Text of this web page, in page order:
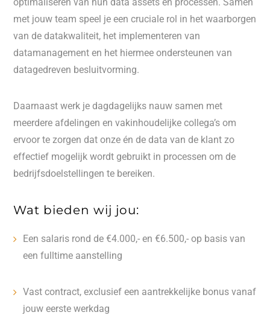
met jouw team speel je een cruciale rol in het waarborgen
van de datakwaliteit, het implementeren van
datamanagement en het hiermee ondersteunen van
datagedreven besluitvorming.
Daarnaast werk je dagdagelijks nauw samen met
meerdere afdelingen en vakinhoudelijke collega’s om
ervoor te zorgen dat onze én de data van de klant zo
effectief mogelijk wordt gebruikt in processen om de
bedrijfsdoelstellingen te bereiken.
Wat bieden wij jou:
Een salaris rond de €4.000,- en €6.500,- op basis van
een fulltime aanstelling
Vast contract, exclusief een aantrekkelijke bonus vanaf
jouw eerste werkdag